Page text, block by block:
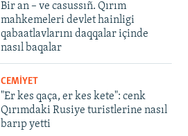
Bir an – ve casussıñ. Qırım
mahkemeleri devlet hainligi
qabaatlavlarını daqqalar içinde
nasıl baqalar
CEMİYET
"Er kes qaça, er kes kete": cenk
Qırımdaki Rusiye turistlerine nasıl
barıp yetti